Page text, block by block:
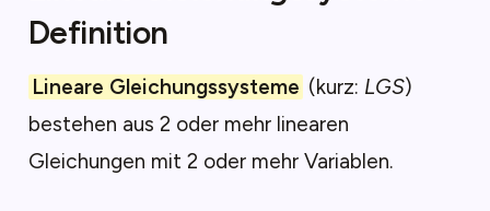
Definition
Lineare Gleichungssysteme (kurz: LGS)
bestehen aus 2 oder mehr linearen
Gleichungen mit 2 oder mehr Variablen.